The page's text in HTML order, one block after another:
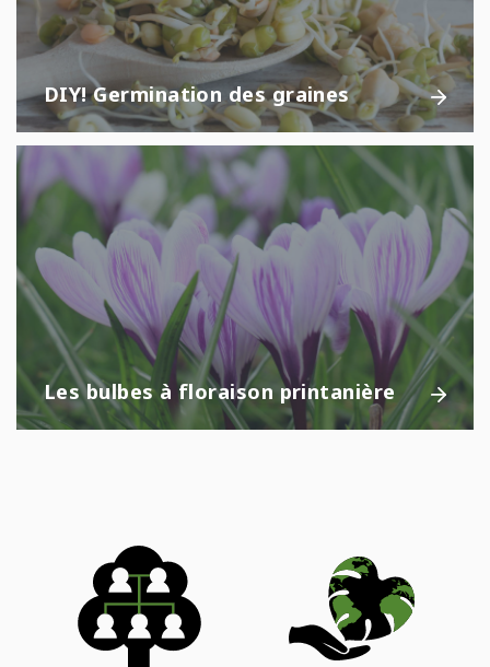
DIY! Germination des graines
Les bulbes à floraison printanière